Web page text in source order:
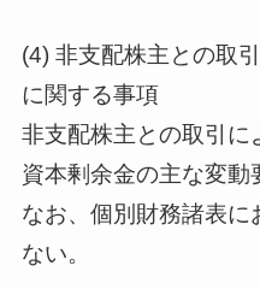
(4) 非支配株主との取
に関する事項
非支配株主との取引に
資本剰余金の主な変動
なお、個別財務諸表に
ない。